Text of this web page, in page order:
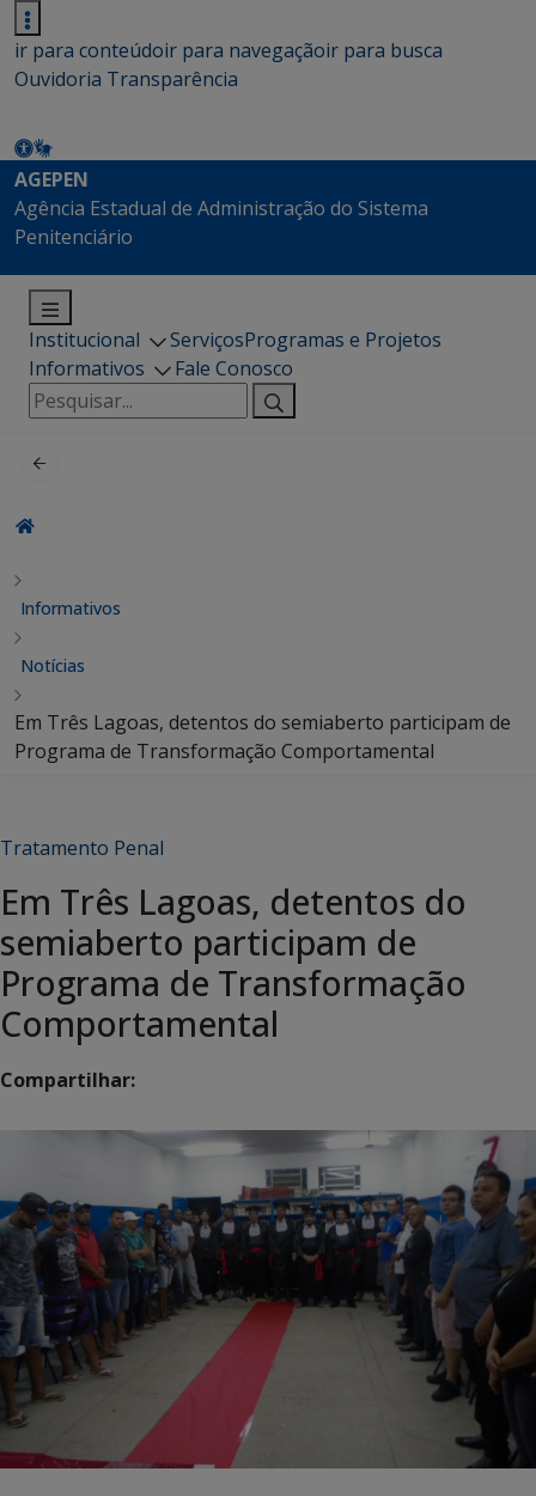
ir para conteúdoir para navegaçãoir para busca
Ouvidoria Transparência
AGEPEN
Agência Estadual de Administração do Sistema
Penitenciário
Institucional ServiçosProgramas e Projetos
Informativos
Fale Conosco
Pesquisar
por:
Informativos
Notícias
Em Três Lagoas, detentos do semiaberto participam de
Programa de Transformação Comportamental
Tratamento Penal
Em Três Lagoas, detentos do
semiaberto participam de
Programa de Transformação
Comportamental
Compartilhar: